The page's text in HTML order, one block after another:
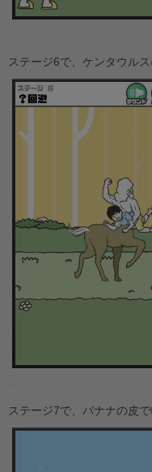
ステージ6で、ケンタウルス
ステージ7で、バナナの皮で